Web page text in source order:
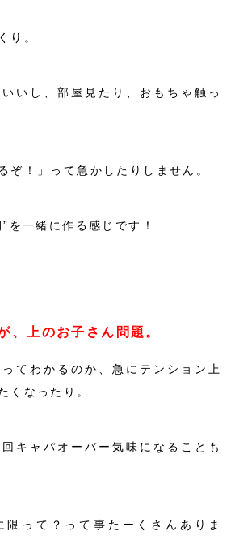
り。
いし、部屋見たり、おもちゃ触っ
ぞ！」って急かしたりしません。
を一緒に作る感じです！
、上のお子さん問題。
てわかるのか、急にテンション上
くなったり。
キャパオーバー気味になることも
限って？って事たーくさんありま